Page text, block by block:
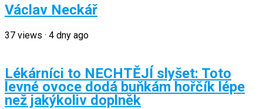
Václav Neckář
37 views · 4 dny ago
Lékárníci to NECHTĚJÍ slyšet: Toto
levné ovoce dodá buňkám hořčík lépe
než jakýkoliv doplněk